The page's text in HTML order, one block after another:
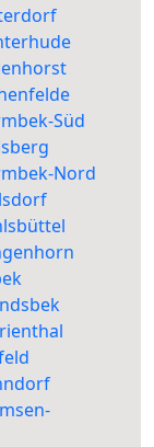
Süd
Nord